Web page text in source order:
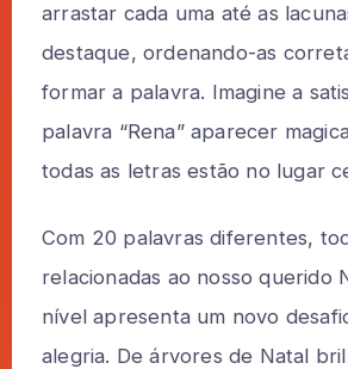
arrastar cada uma até as
destaque, ordenando-as
formar a palavra. Imagine a
palavra “Rena” aparecer
todas as letras estão no lugar
Com 20 palavras diferentes,
relacionadas ao nosso querido
nível apresenta um novo
alegria. De árvores de Natal